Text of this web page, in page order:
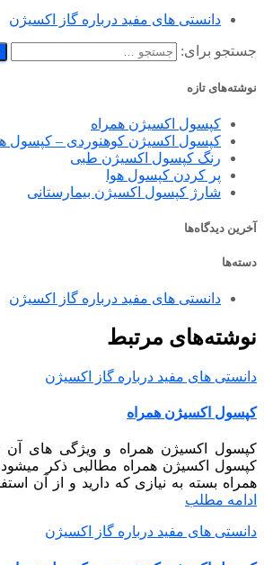
دانستی های مفید درباره گاز اکسیژن
جستجو برای:
نوشته‌های تازه
کپسول اکسیژن همراه
کپسول اکسیژن کوهنوردی – کپسول
رنگ کپسول اکسیژن طبی
پر کردن کپسول هوا
شارژ کپسول اکسیژن بیمارستانی
آخرین دیدگاه‌ها
دسته‌ها
دانستی های مفید درباره گاز اکسیژن
نوشته‌های مرتبط
دانستی های مفید درباره گاز اکسیژن
کپسول اکسیژن همراه
کپسول اکسیژن همراه و ویژگی های آن
کپسول اکسیژن همراه مطالبی ذکر
همراه بسته به نیازی که دارید و از آن
ادامه مطلب
دانستی های مفید درباره گاز اکسیژن